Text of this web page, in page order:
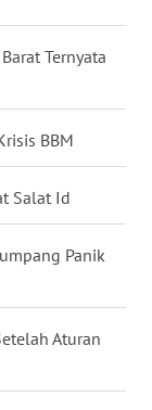
Ternyata
BBM
Salat Id
Panik
Aturan